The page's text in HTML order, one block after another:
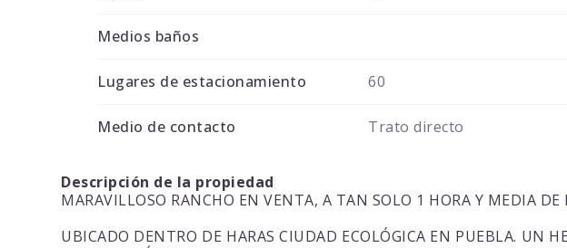
Medios baños
Lugares de estacionamiento 60
Medio de contacto Trato directo
Descripción de la propiedad
MARAVILLOSO RANCHO EN VENTA, A TAN SOLO 1 HORA Y MEDIA DE
UBICADO DENTRO DE HARAS CIUDAD ECOLÓGICA EN PUEBLA. UN